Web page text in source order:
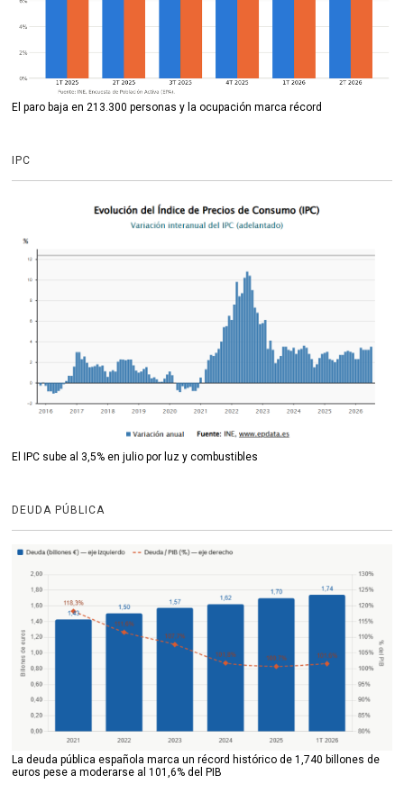
El paro baja en 213.300 personas y la ocupación marca récord
IPC
El IPC sube al 3,5% en julio por luz y combustibles
DEUDA PÚBLICA
La deuda pública española marca un récord histórico de 1,740 billones de
euros pese a moderarse al 101,6% del PIB